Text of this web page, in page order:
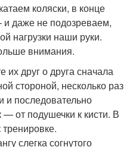
коляски, в конце
даже не подозреваем,
нагрузки наши руки.
внимания.
их друг о друга сначала
стороной, несколько раз
и последовательно
— от подушечки к кисти. В
слегка согнутого